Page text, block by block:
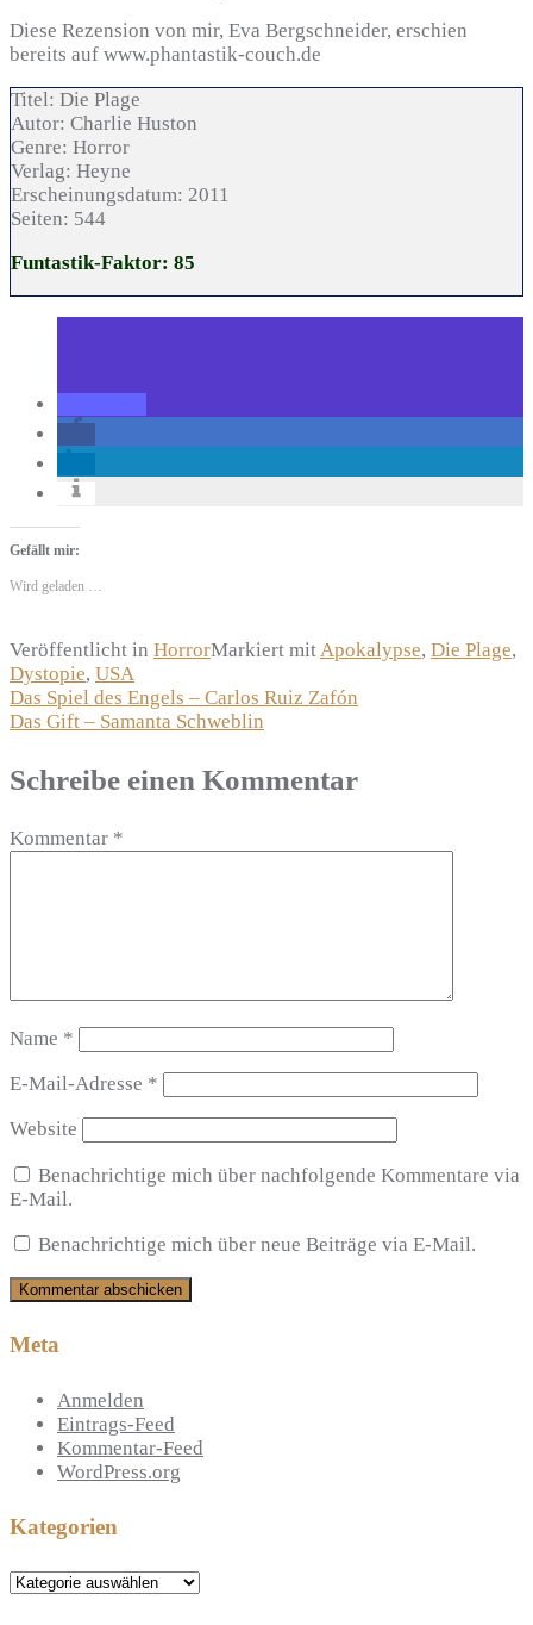
Diese Rezension von mir, Eva Bergschneider, erschien
bereits auf www.phantastik-couch.de
Titel: Die Plage
Autor: Charlie Huston
Genre: Horror
Verlag: Heyne
Erscheinungsdatum: 2011
Seiten: 544
Funtastik-Faktor: 85
Gefällt mir:
Wird geladen …
Veröffentlicht in HorrorMarkiert mitApokalypse, Die Plage,
Dystopie, USA
Beitragsnavigation
Das Spiel des Engels – Carlos Ruiz Zafón
Das Gift – Samanta Schweblin
Schreibe einen Kommentar
Kommentar *
Name *
E-Mail-Adresse *
Website
Benachrichtige mich über nachfolgende Kommentare via
E-Mail.
Benachrichtige mich über neue Beiträge via E-Mail.
Meta
Anmelden
Eintrags-Feed
Kommentar-Feed
WordPress.org
Kategorien
Kategorien